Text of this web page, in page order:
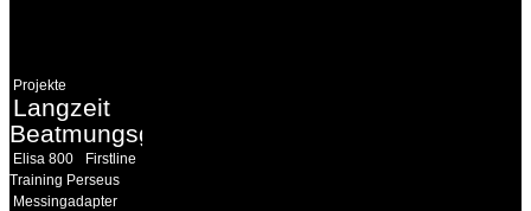
Projekte
Langzeit
Beatmungsgeräte
Elisa 800
Firstline
Training Perseus
Messingadapter